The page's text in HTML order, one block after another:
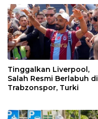
Tinggalkan Liverpool,
Salah Resmi Berlabuh di
Trabzonspor, Turki